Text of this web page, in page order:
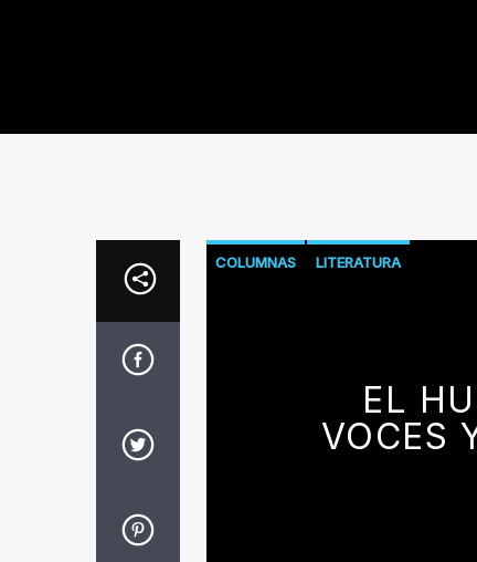
COLUMNAS LITERATURA
EL
VOCES